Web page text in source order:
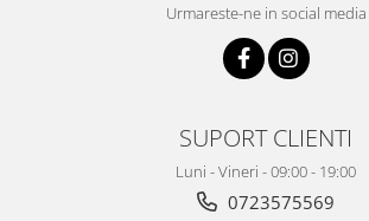
Urmareste-ne in social media
SUPORT CLIENTI
Luni - Vineri - 09:00 - 19:00
0723575569